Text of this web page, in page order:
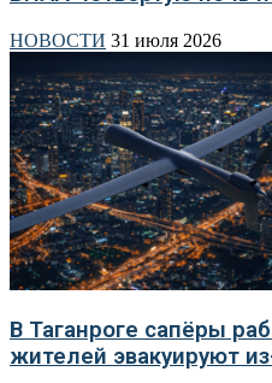
НОВОСТИ 31 июля 2026
В Таганроге сапёры
жителей эвакуируют